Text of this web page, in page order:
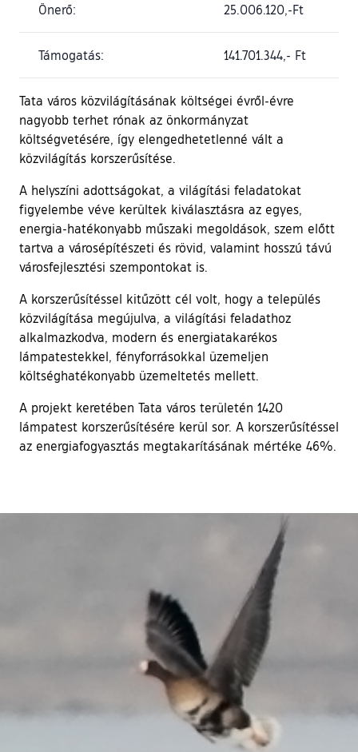
Önerő: 25.006.120,-Ft
Támogatás: 141.701.344,- Ft
Tata város közvilágításának költségei évről-évre
nagyobb terhet rónak az önkormányzat
költségvetésére, így elengedhetetlenné vált a
közvilágítás korszerűsítése.
A helyszíni adottságokat, a világítási feladatokat
figyelembe véve kerültek kiválasztásra az egyes,
energia-hatékonyabb műszaki megoldások, szem előtt
tartva a városépítészeti és rövid, valamint hosszú távú
városfejlesztési szempontokat is.
A korszerűsítéssel kitűzött cél volt, hogy a település
közvilágítása megújulva, a világítási feladathoz
alkalmazkodva, modern és energiatakarékos
lámpatestekkel, fényforrásokkal üzemeljen
költséghatékonyabb üzemeltetés mellett.
A projekt keretében Tata város területén 1420
lámpatest korszerűsítésére kerül sor. A korszerűsítéssel
az energiafogyasztás megtakarításának mértéke 46%.